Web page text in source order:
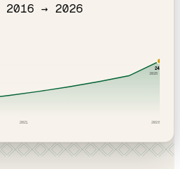
2016 → 2026
240
2026· ICI
2021 2026